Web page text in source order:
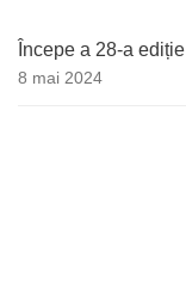
Începe a 28-a
8 mai 2024